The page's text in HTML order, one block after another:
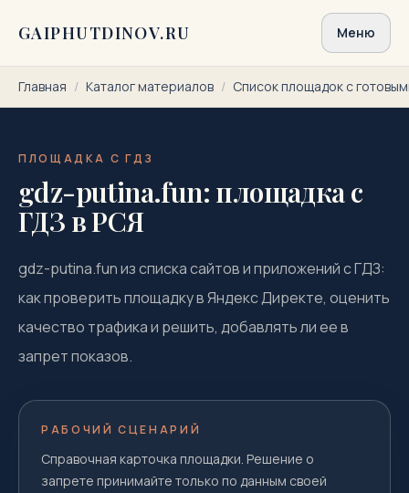
GAIPHUTDINOV.RU Меню
Главная / Каталог материалов / Список площадок с
ПЛОЩАДКА С ГДЗ
gdz-putina.fun: площадка с
ГДЗ в РСЯ
gdz-putina.fun из списка сайтов и приложений с ГДЗ:
как проверить площадку в Яндекс Директе, оценить
качество трафика и решить, добавлять ли ее в
запрет показов.
РАБОЧИЙ СЦЕНАРИЙ
Справочная карточка площадки. Решение о
запрете принимайте только по данным своей